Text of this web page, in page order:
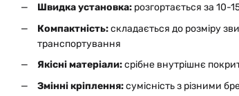
Швидка установка: розгортається за 10-
Компактність:складається до розміру
транспортування
Якісні матеріали:срібне внутрішнє
Змінні кріплення:сумісність з різними